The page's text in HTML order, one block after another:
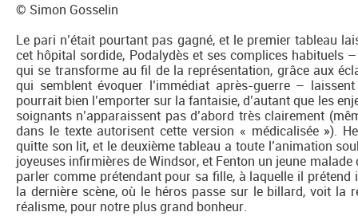
© Simon Gosselin
Le pari n’était pourtant pas gagné, et le premier tableau
cet hôpital sordide, Podalydès et ses complices habituels
qui se transforme au fil de la représentation, grâce aux
qui semblent évoquer l’immédiat après-guerre –
pourrait bien l’emporter sur la fantaisie, d’autant que les
soignants n’apparaissent pas d’abord très clairement
dans le texte autorisent cette version « médicalisée »).
quitte son lit, et le deuxième tableau a toute l’animation
joyeuses infirmières de Windsor, et Fenton un jeune
parler comme prétendant pour sa fille, à laquelle il
la dernière scène, où le héros passe sur le billard, voit la
réalisme, pour notre plus grand bonheur.